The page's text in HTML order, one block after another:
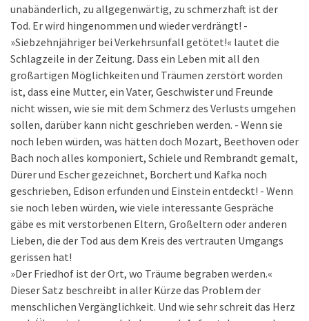
unabänderlich, zu allgegenwärtig, zu schmerzhaft ist der
Tod. Er wird hingenommen und wieder verdrängt! -
»Siebzehnjähriger bei Verkehrsunfall getötet!« lautet die
Schlagzeile in der Zeitung. Dass ein Leben mit all den
großartigen Möglichkeiten und Träumen zerstört worden
ist, dass eine Mutter, ein Vater, Geschwister und Freunde
nicht wissen, wie sie mit dem Schmerz des Verlusts umgehen
sollen, darüber kann nicht geschrieben werden. - Wenn sie
noch leben würden, was hätten doch Mozart, Beethoven oder
Bach noch alles komponiert, Schiele und Rembrandt gemalt,
Dürer und Escher gezeichnet, Borchert und Kafka noch
geschrieben, Edison erfunden und Einstein entdeckt! - Wenn
sie noch leben würden, wie viele interessante Gespräche
gäbe es mit verstorbenen Eltern, Großeltern oder anderen
Lieben, die der Tod aus dem Kreis des vertrauten Umgangs
gerissen hat!
»Der Friedhof ist der Ort, wo Träume begraben werden.«
Dieser Satz beschreibt in aller Kürze das Problem der
menschlichen Vergänglichkeit. Und wie sehr schreit das Herz